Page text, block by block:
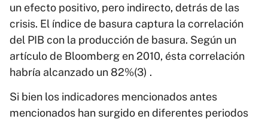
un efecto positivo, pero indirecto, detrás de las
crisis. El índice de basura captura la correlación
del PIB con la producción de basura. Según un
artículo de Bloomberg en 2010, ésta correlación
habría alcanzado un 82%(3) .
Si bien los indicadores mencionados antes
mencionados han surgido en diferentes periodos